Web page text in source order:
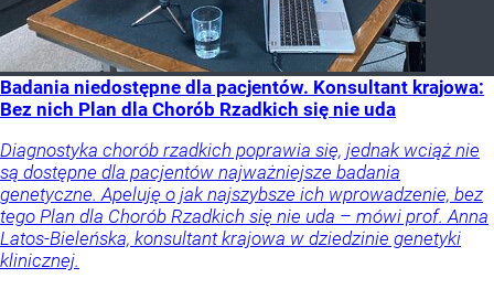
Badania niedostępne dla pacjentów. Konsultant krajowa:
Bez nich Plan dla Chorób Rzadkich się nie uda
Diagnostyka chorób rzadkich poprawia się, jednak wciąż nie
są dostępne dla pacjentów najważniejsze badania
genetyczne. Apeluję o jak najszybsze ich wprowadzenie, bez
tego Plan dla Chorób Rzadkich się nie uda – mówi prof. Anna
Latos-Bieleńska, konsultant krajowa w dziedzinie genetyki
klinicznej.